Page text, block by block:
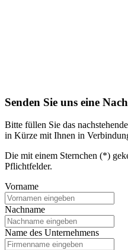
Senden Sie uns eine
Bitte füllen Sie das
in Kürze mit Ihnen in
Die mit einem Sternchen (*)
Pflichtfelder.
Vorname
Nachname
Name des Unternehmens